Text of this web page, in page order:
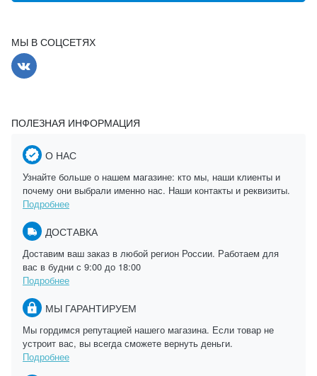
МЫ В СОЦСЕТЯХ
ПОЛЕЗНАЯ ИНФОРМАЦИЯ
О НАС
Узнайте больше о нашем магазине: кто мы, наши клиенты и
почему они выбрали именно нас. Наши контакты и реквизиты.
Подробнее
ДОСТАВКА
Доставим ваш заказ в любой регион России. Работаем для
вас в будни с 9:00 до 18:00
Подробнее
МЫ ГАРАНТИРУЕМ
Мы гордимся репутацией нашего магазина. Если товар не
устроит вас, вы всегда сможете вернуть деньги.
Подробнее